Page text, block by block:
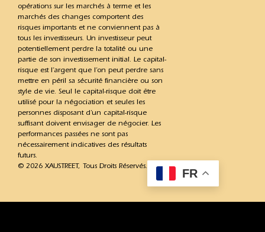
opérations sur les marchés à terme et les
marchés des changes comportent des
risques importants et ne conviennent pas à
tous les investisseurs. Un investisseur peut
potentiellement perdre la totalité ou une
partie de son investissement initial. Le capital-
risque est l’argent que l’on peut perdre sans
mettre en péril sa sécurité financière ou son
style de vie. Seul le capital-risque doit être
utilisé pour la négociation et seules les
personnes disposant d’un capital-risque
suffisant doivent envisager de négocier. Les
performances passées ne sont pas
nécessairement indicatives des résultats
futurs.
© 2026 XAUSTREET, Tous Droits Réservés.
FR